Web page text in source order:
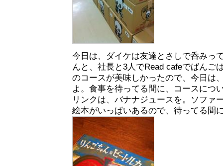
今日は、ダイケは友達とさしで呑みっ
んと、社長と3人でRead cafeでばんご
のコースが美味しかったので、今日は
よ。食事を待ってる間に、コースにつ
リンクは、バナナジュースを。ソファ
絵本がいっぱいあるので、待ってる間